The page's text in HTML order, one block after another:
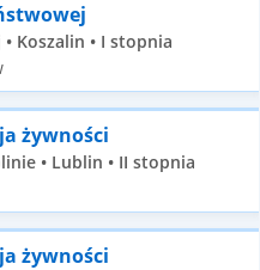
Koszalin • I stopnia
żywności
• Lublin • II stopnia
żywności